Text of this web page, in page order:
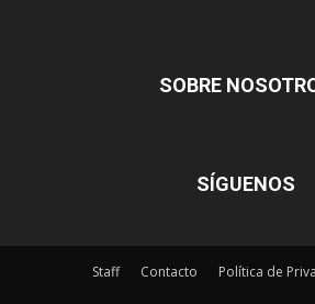
SOBRE
SÍGUENOS
Staff Contacto Política de